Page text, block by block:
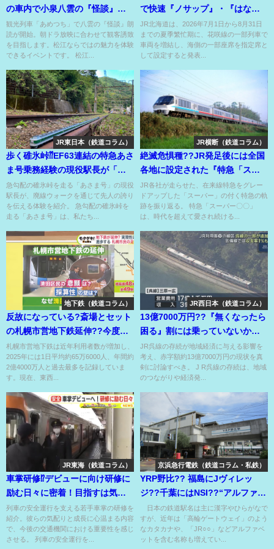
の車内で小泉八雲の『怪談』を
朗読!?
観光列車「あめつち」で八雲の『怪談』朗
読が開始。朝ドラ放映に合わせて観客誘致
を目指します。松江ならではの魅力を体験
できるイベントです。 松江...
で快速『ノサップ』・『はなさ
き』・一部普通列車に⁉
JR北海道は、2026年7月1日から8月31日
までの夏季繁忙期に、花咲線の一部列車で
車両を増結し、海側の一部座席を指定席と
して設定すると発表...
JR東日本（鉄道コラム）
歩く碓氷峠⁇EF63連結の特急あさ
ま号乗務経験の現役駅長が「廃
線ウォーク」をガイド!?
急勾配の碓氷峠を走る「あさま号」の現役
駅長が、廃線ウォークを通じて先人の誇り
を伝える体験を紹介。 急勾配の碓氷峠を
走る「あさま号」は、私たち...
JR横断（鉄道コラム）
絶滅危惧種??JR発足後には全国
各地に設定された『特急「スー
パー〇〇」』⁉
JR各社が走らせた、在来線特急をグレー
ドアップした「スーパー」の付く特急の軌
跡を振り返る。 特急「スーパー〇〇」
は、時代を超えて愛され続ける...
地下鉄（鉄道コラム）
反故になっている?斎場とセット
の札幌市営地下鉄延伸??今度は
採算性を盾にした??
札幌市営地下鉄は近年利用者数が増加し、
2025年には1日平均約65万6000人、年間約
2億4000万人と過去最多を記録していま
す。現在、東西...
JR西日本（鉄道コラム）
13億7000万円??『無くなったら
困る』割には乗っていないから
この数字なのでは？
JR呉線の存続が地域経済に与える影響を
考え、赤字額約13億7000万円の現状を真
剣に討論すべき。 J R呉線の存続は、地域
のつながりや経済発...
JR東海（鉄道コラム）
車掌研修⁉デビューに向け研修に
励む日々に密着！目指すは気配
りのできる車掌！
列車の安全運行を支える若手車掌の研修を
紹介。彼らの気配りと成長に心温まる内容
で、今後の交通機関における重要性を感じ
させる。 列車の安全運行を...
京浜急行電鉄（鉄道コラム・私鉄）
YRP野比?? 福島にJヴィレッ
ジ??千葉にはNSI??“アルファベ
ット駅名 が増殖中??
日本の鉄道駅名は主に漢字やひらがなで
すが、近年は「高輪ゲートウェイ」のよう
なカタカナや、「JR○○」などアルファベ
ットを含む名称も増えてい...